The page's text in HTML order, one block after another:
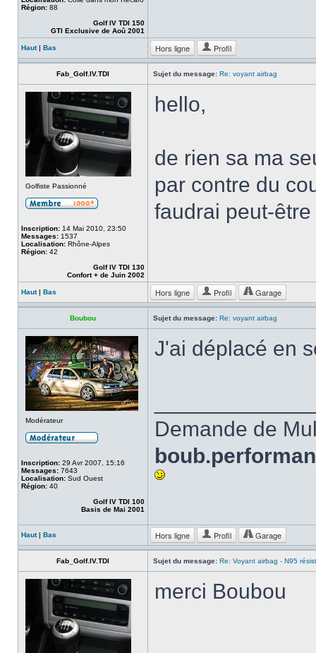
Région: 88
Golf IV TDI 150
GTI Exclusive de Aoû 2001
Haut| Bas Hors ligne Profil
Fab_Golf.IV.TDI Sujet du message: Re: voyant airbag
Golfiste Passionné
Inscription: 14 Mai 2010, 23:50
Messages: 1537
Localisation: Rhône-Alpes
Région: 42
Golf IV TDI 130
Confort + de Juin 2002
hello,
de rien sa ma
par contre du
faudrai peut-
Haut| Bas Hors ligne Profil Garage
Boubou Sujet du message: Re: voyant airbag
Modérateur
Inscription: 29 Avr 2007, 15:16
Messages: 7643
Localisation: Sud Ouest
Région: 40
Golf IV TDI 100
Basis de Mai 2001
J'ai déplacé en
Demande de
Haut| Bas Hors ligne Profil Garage
Fab_Golf.IV.TDI Sujet du message: Re: Voyant airbag - N95
merci Boubou